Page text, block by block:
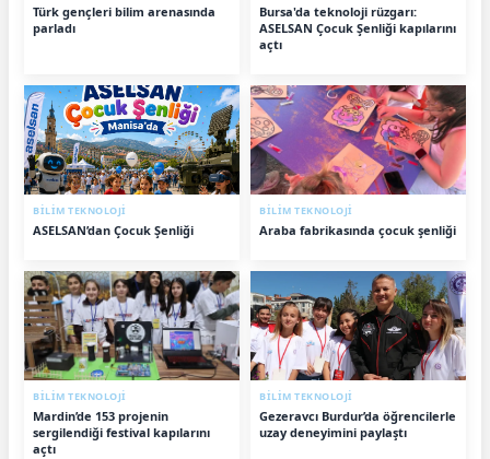
Türk gençleri bilim arenasında
parladı
Bursa'da teknoloji rüzgarı:
ASELSAN Çocuk Şenliği kapılarını
açtı
BİLİM TEKNOLOJİ
ASELSAN’dan Çocuk Şenliği
BİLİM TEKNOLOJİ
Araba fabrikasında çocuk şenliği
BİLİM TEKNOLOJİ
Mardin’de 153 projenin
sergilendiği festival kapılarını
açtı
BİLİM TEKNOLOJİ
Gezeravcı Burdur’da öğrencilerle
uzay deneyimini paylaştı